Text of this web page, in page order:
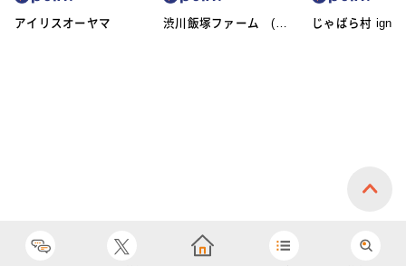
アイリスオーヤマ
渋川飯塚ファーム (ア
じゃばら村